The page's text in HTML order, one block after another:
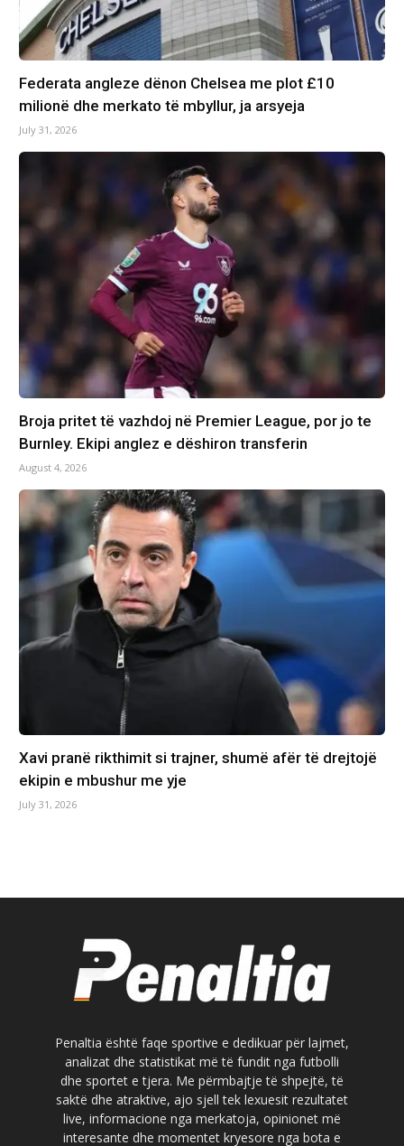
Federata angleze dënon Chelsea me plot £10
milionë dhe merkato të mbyllur, ja arsyeja
July 31, 2026
Broja pritet të vazhdoj në Premier League, por jo te
Burnley. Ekipi anglez e dëshiron transferin
August 4, 2026
Xavi pranë rikthimit si trajner, shumë afër të drejtojë
ekipin e mbushur me yje
July 31, 2026
Penaltia është faqe sportive e dedikuar për lajmet,
analizat dhe statistikat më të fundit nga futbolli
dhe sportet e tjera. Me përmbajtje të shpejtë, të
saktë dhe atraktive, ajo sjell tek lexuesit rezultatet
live, informacione nga merkatoja, opinionet më
interesante dhe momentet kryesore nga bota e